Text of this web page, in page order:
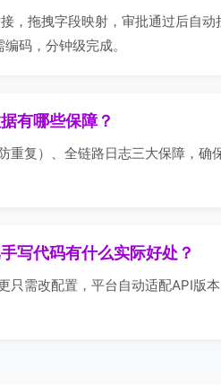
，拖拽字段映射，审批通过后自
码，分钟级完成。
有哪些保障？
重复）、全链路日志三大保障，确
写代码有什么实际好处？
只需改配置，平台自动适配API版